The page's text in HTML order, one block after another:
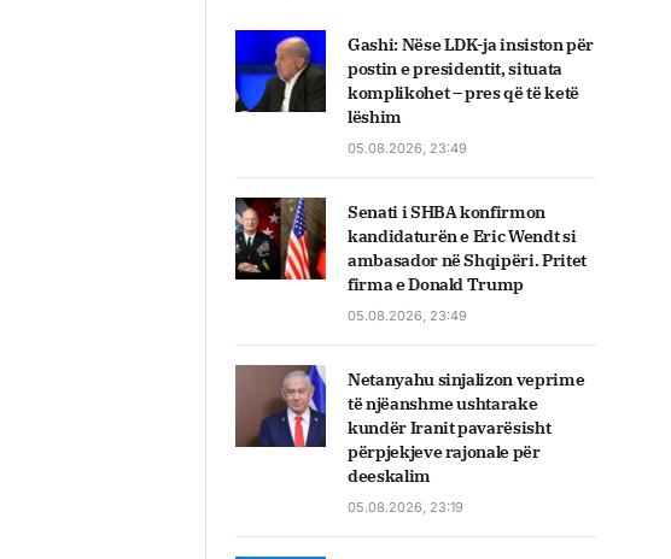
Gashi: Nëse LDK-ja insiston për
postin e presidentit, situata
komplikohet – pres që të ketë
lëshim
05.08.2026, 23:49
Senati i SHBA konfirmon
kandidaturën e Eric Wendt si
ambasador në Shqipëri. Pritet
firma e Donald Trump
05.08.2026, 23:49
Netanyahu sinjalizon veprime
të njëanshme ushtarake
kundër Iranit pavarësisht
përpjekjeve rajonale për
deeskalim
05.08.2026, 23:19